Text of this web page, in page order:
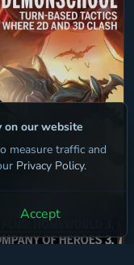
our website
measure traffic and
Privacy Policy.
Accept